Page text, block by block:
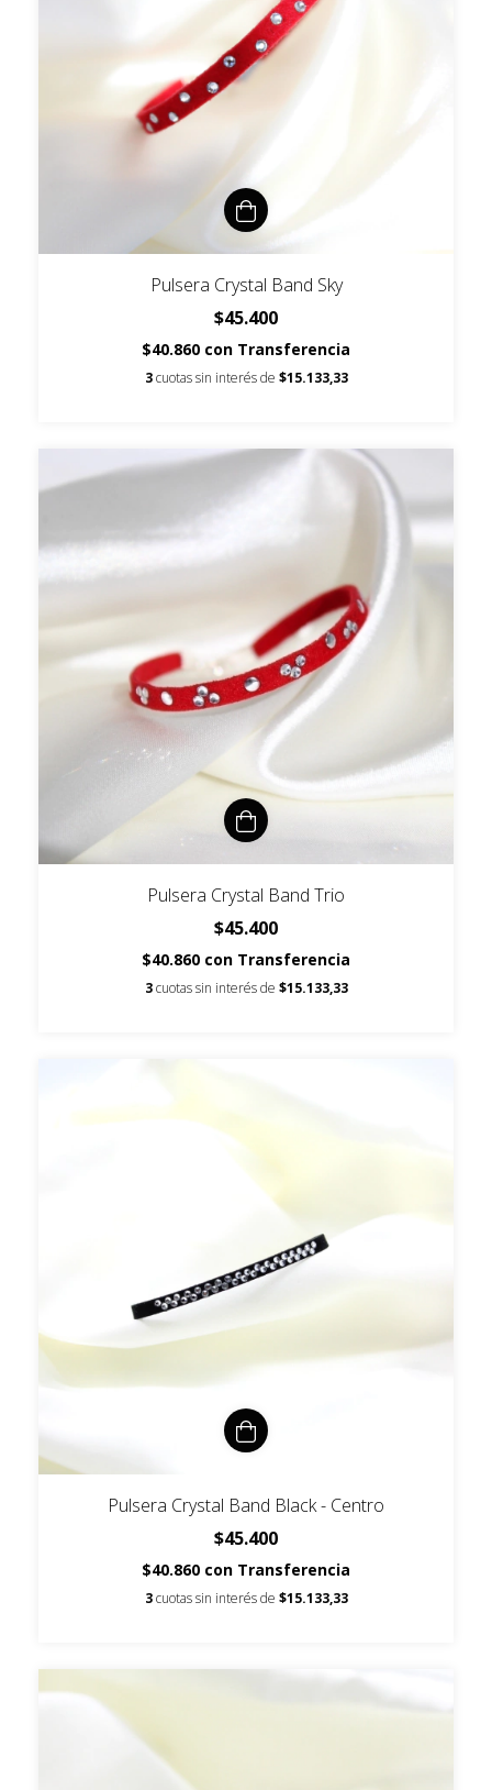
Pulsera Crystal Band Sky
$45.400
$40.860 con Transferencia
3 cuotas sin interés de $15.133,33
Pulsera Crystal Band Trio
$45.400
$40.860 con Transferencia
3 cuotas sin interés de $15.133,33
Pulsera Crystal Band Black - Centro
$45.400
$40.860 con Transferencia
3 cuotas sin interés de $15.133,33